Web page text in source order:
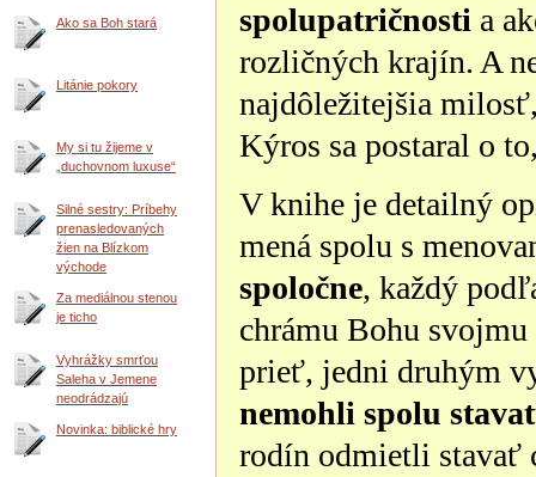
spolupatričnosti a
rozličných krajín. A
najdôležitejšia
Kýros sa postaral o
V knihe je detailný
mená spolu s
spoločne, každý
chrámu Bohu
prieť, jedni druhým
nemohli spolu
rodín odmietli stavať
Ako sa Boh stará
Litánie pokory
My si tu žijeme v
„duchovnom luxuse“
Silné sestry: Príbehy
prenasledovaných
žien na Blízkom
východe
Za mediálnou stenou
je ticho
Vyhrážky smrťou
Saleha v Jemene
neodrádzajú
Novinka: biblické hry